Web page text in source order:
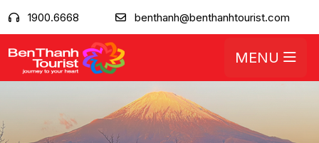
1900.6668 benthanh@benthanhtourist.com
MENU